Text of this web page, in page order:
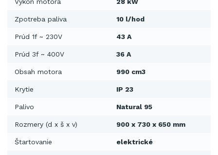
Výkon motora 28 kW
Zpotreba paliva 10 l/hod
Prúd 1f ~ 230V 43 A
Prúd 3f ~ 400V 36 A
Obsah motora 990 cm3
Krytie IP 23
Palivo Natural 95
Rozmery (d x š x v) 900 x 730 x 650 mm
Štartovanie elektrické